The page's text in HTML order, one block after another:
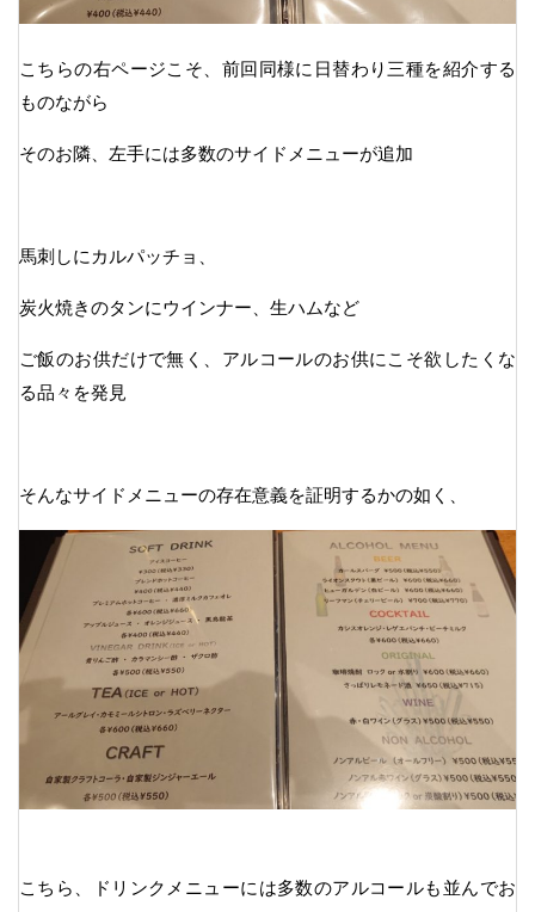
こちらの右ページこそ、前回同様に日替わり三種を紹介する
ものながら
そのお隣、左手には多数のサイドメニューが追加
馬刺しにカルパッチョ、
炭火焼きのタンにウインナー、生ハムなど
ご飯のお供だけで無く、アルコールのお供にこそ欲したくな
る品々を発見
そんなサイドメニューの存在意義を証明するかの如く、
こちら、ドリンクメニューには多数のアルコールも並んでお